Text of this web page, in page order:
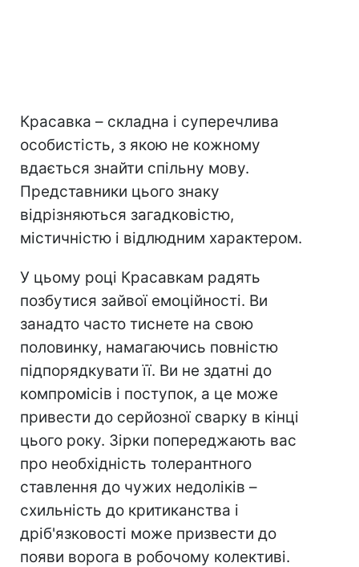
Красавка – складна і суперечлива
особистість, з якою не кожному
вдається знайти спільну мову.
Представники цього знаку
відрізняються загадковістю,
містичністю і відлюдним характером.
У цьому році Красавкам радять
позбутися зайвої емоційності. Ви
занадто часто тиснете на свою
половинку, намагаючись повністю
підпорядкувати її. Ви не здатні до
компромісів і поступок, а це може
привести до серйозної сварку в кінці
цього року. Зірки попереджають вас
про необхідність толерантного
ставлення до чужих недоліків –
схильність до критиканства і
дріб'язковості може призвести до
появи ворога в робочому колективі.